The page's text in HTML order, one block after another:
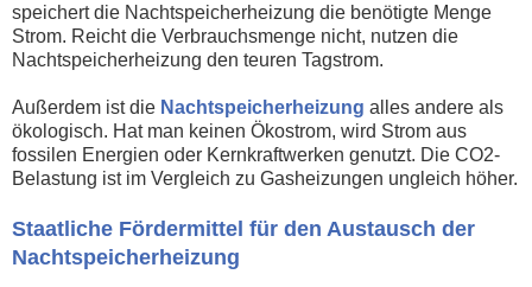
speichert die Nachtspeicherheizung die benötigte Menge
Strom. Reicht die Verbrauchsmenge nicht, nutzen die
Nachtspeicherheizung den teuren Tagstrom.
Außerdem ist die Nachtspeicherheizung alles andere als
ökologisch. Hat man keinen Ökostrom, wird Strom aus
fossilen Energien oder Kernkraftwerken genutzt. Die CO2-
Belastung ist im Vergleich zu Gasheizungen ungleich höher.
Staatliche Fördermittel für den Austausch der
Nachtspeicherheizung